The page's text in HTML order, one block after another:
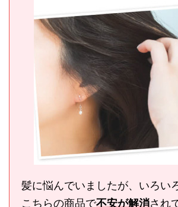
髪に悩んでいましたが、いろい
こちらの商品で不安が解消され